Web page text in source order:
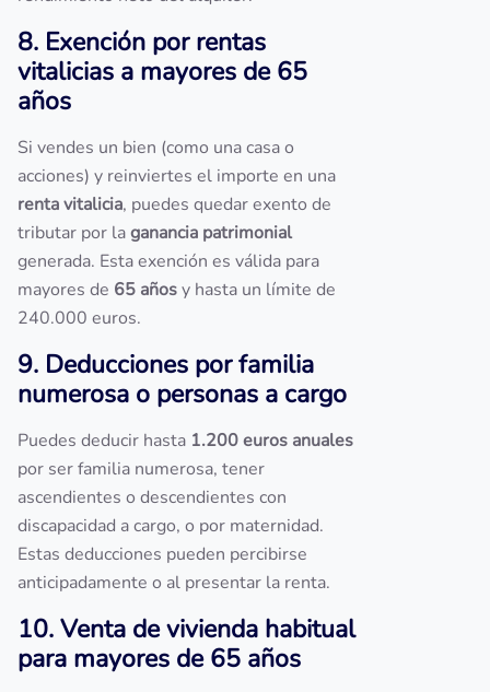
8. Exención por rentas
vitalicias a mayores de 65
años
Si vendes un bien (como una casa o
acciones) y reinviertes el importe en una
renta vitalicia, puedes quedar exento de
tributar por laganancia patrimonial
generada. Esta exención es válida para
mayores de 65 añosy hasta un límite de
240.000 euros.
9. Deducciones por familia
numerosa o personas a cargo
Puedes deducir hasta 1.200 euros anuales
por ser familia numerosa, tener
ascendientes o descendientes con
discapacidad a cargo, o por maternidad.
Estas deducciones pueden percibirse
anticipadamente o al presentar la renta.
10. Venta de vivienda habitual
para mayores de 65 años